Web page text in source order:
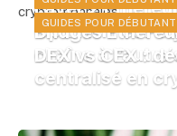
cryptomonnaies.
Layer 2
Optimism et
Bridges
chaîne à l’autre
GUIDES POUR DÉBUTANT
DEX vs CEX :
centralisé en